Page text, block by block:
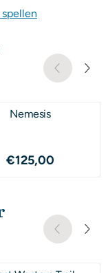
Nemesis
Prijs: 125,00
€125,00